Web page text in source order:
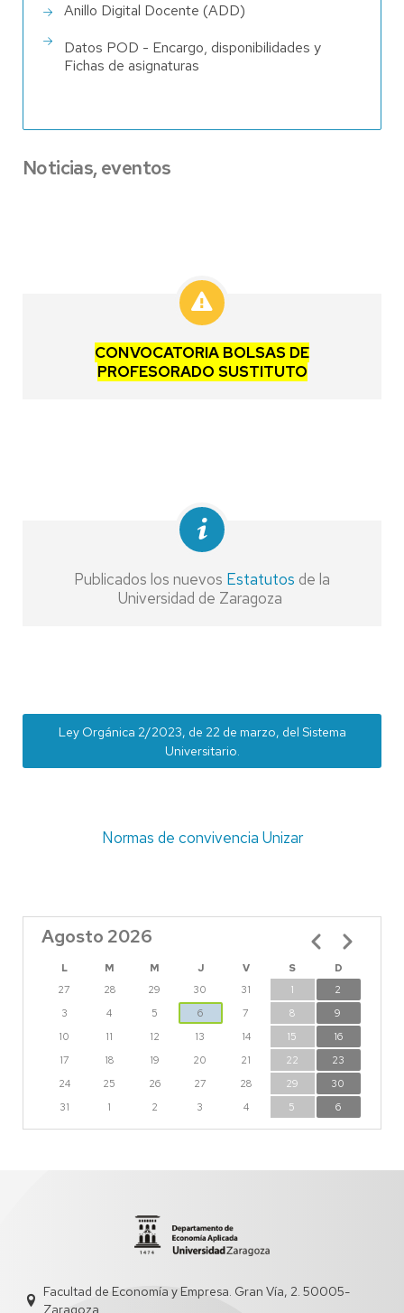
Anillo Digital Docente (ADD)
Datos POD - Encargo, disponibilidades y
Fichas de asignaturas
Noticias, eventos
CONVOCATORIA BOLSAS DE
PROFESORADO SUSTITUTO
Publicados los nuevos Estatutos de la
Universidad de Zaragoza
Ley Orgánica 2/2023, de 22 de marzo, del Sistema
Universitario.
Normas de convivencia Unizar
Agosto 2026
L M M J V S
D
27
28 29 30 31 1
2
3
4 5 6 7 8
9
10
11 12 13 14 15
16
17
18 19 20 21 22
23
24
25 26 27 28 29
30
31
1 2 3 4 5 6
Paginación
Facultad de Economía y Empresa. Gran Vía, 2. 50005-
Zaragoza